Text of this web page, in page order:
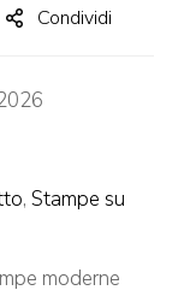
Condividi
, Stampe su
moderne